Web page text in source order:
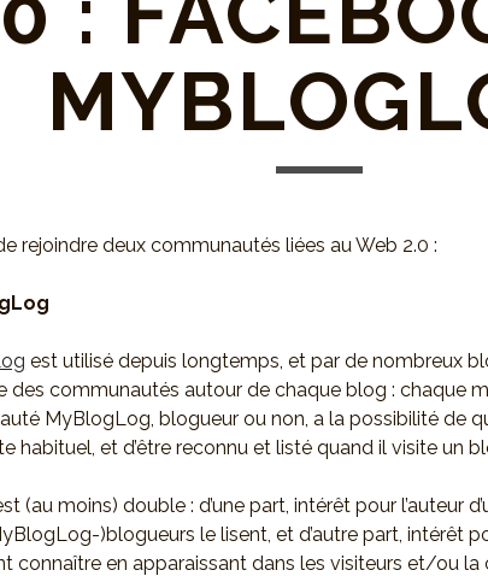
rejoindre deux communautés liées au Web 2.0 :
est utilisé depuis longtemps, et par de nombreux
des communautés autour de chaque blog : chaque
MyBlogLog, blogueur ou non, a la possibilité de
habituel, et d’être reconnu et listé quand il visite un
(au moins) double : d’une part, intérêt pour l’auteur
)blogueurs le lisent, et d’autre part, intérêt
connaître en apparaissant dans les visiteurs et/ou la